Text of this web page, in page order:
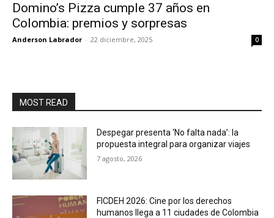
Domino’s Pizza cumple 37 años en
Colombia: premios y sorpresas
Anderson Labrador - 22 diciembre, 2025 0
MOST READ
Despegar presenta ‘No falta nada’: la
propuesta integral para organizar viajes
7 agosto, 2026
FICDEH 2026: Cine por los derechos
humanos llega a 11 ciudades de Colombia